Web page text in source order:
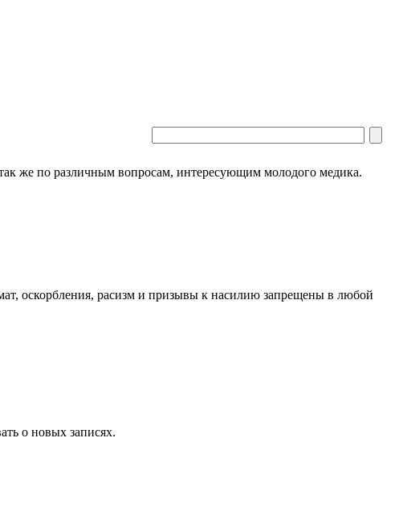
же по различным вопросам, интересующим молодого медика.
оскорбления, расизм и призывы к насилию запрещены в любой
о новых записях.